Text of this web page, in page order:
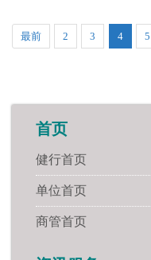
最前 2 3 4 5
首页
健行首页
单位首页
商管首页